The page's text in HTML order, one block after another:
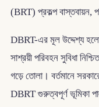
(BRT) প্রকল্প বাস্তবায়ন,
DBRT-এর মূল উদ্দেশ্য হলো
সাশ্রয়ী পরিবহন সুবিধা
গড়ে তোলা। বর্তমানে
DBRT গুরুত্বপূর্ণ ভূমিকা